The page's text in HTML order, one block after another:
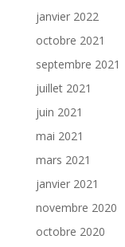
janvier 2022
octobre 2021
septembre 2021
juillet 2021
juin 2021
mai 2021
mars 2021
janvier 2021
novembre 2020
octobre 2020